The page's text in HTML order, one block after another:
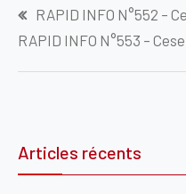
RAPID INFO N°552 –
RAPID INFO N°553 –
Articles récents